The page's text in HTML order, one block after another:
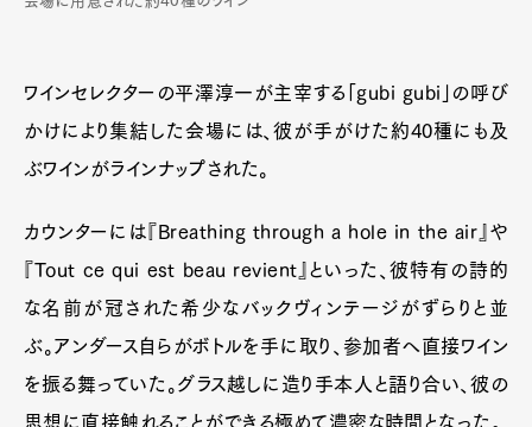
ワインセレクターの平澤淳一が主宰する「gubi gubi」の呼び
かけにより集結した会場には、彼が手がけた約40種にも及
ぶワインがラインナップされた。
カウンターには『Breathing through a hole in the air』や
『Tout ce qui est beau revient』といった、彼特有の詩的
な名前が冠された希少なバックヴィンテージがずらりと並
ぶ。アンダース自らがボトルを手に取り、参加者へ直接ワイン
を振る舞っていた。グラス越しに造り手本人と語り合い、彼の
思想に直接触れることができる極めて濃密な時間となった。